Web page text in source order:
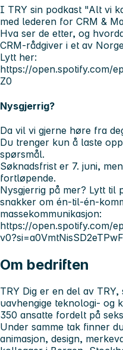
I TRY sin podkast "Alt vi
med lederen for CRM &
Hva ser de etter, og
CRM-rådgiver i et av
Lytt her:
https://open.spotify.com/
Z0
Nysgjerrig?
Da vil vi gjerne høre fra
Du trenger kun å laste
spørsmål.
Søknadsfrist er 7. juni,
fortløpende.
Nysgjerrig på mer? Lytt til
snakker om én-til-én-
massekommunikasjon:
https://open.spotify.com/
Om bedriften
TRY Dig er en del av
uavhengige teknologi- og
350 ansatte fordelt på
Under samme tak finner
animasjon, design,